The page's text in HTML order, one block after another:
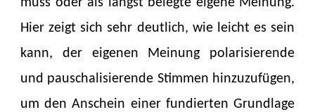
Hier zeigt sich sehr deutlich, wie leicht es sein
kann, der eigenen Meinung polarisierende
und pauschalisierende Stimmen hinzuzufügen,
um den Anschein einer fundierten Grundlage